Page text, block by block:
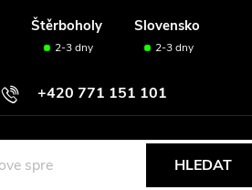
Štěrboholy Slovensko
2-3 dny 2-3 dny
+420 771 151 101
HLEDAT